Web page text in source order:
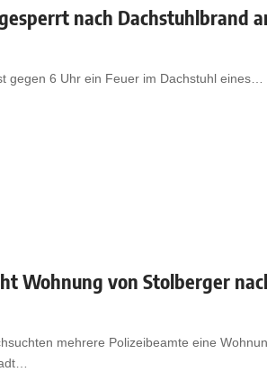
nach Dachstuhlbrand
gegen 6 Uhr ein Feuer im Dachstuhl eines
Wohnung von Stolberger
mehrere Polizeibeamte eine